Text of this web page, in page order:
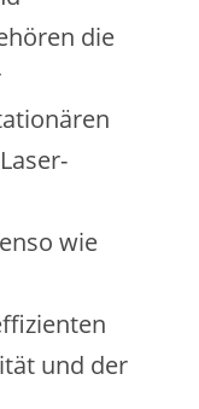
die
wie
und der